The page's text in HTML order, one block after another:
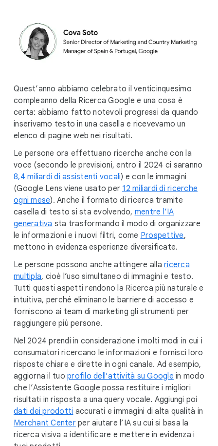
Quest’anno abbiamo celebrato il venticinquesimo
compleanno della Ricerca Google e una cosa è
certa: abbiamo fatto notevoli progressi da quando
inserivamo testo in una casella e ricevevamo un
elenco di pagine web nei risultati.
Le persone ora effettuano ricerche anche con la
voce (secondo le previsioni, entro il 2024 ci saranno
8,4 miliardi di assistenti vocali) e con le immagini
(Google Lens viene usato per 12 miliardi di ricerche
ogni mese). Anche il formato di ricerca tramite
casella di testo si sta evolvendo, mentre l’IA
generativa sta trasformando il modo di organizzare
le informazioni e i nuovi filtri, come Prospettive,
mettono in evidenza esperienze diversificate.
Le persone possono anche attingere alla ricerca
multipla, cioè l’uso simultaneo di immagini e testo.
Tutti questi aspetti rendono la Ricerca più naturale e
intuitiva, perché eliminano le barriere di accesso e
forniscono ai team di marketing gli strumenti per
raggiungere più persone.
Nel 2024 prendi in considerazione i molti modi in cui i
consumatori ricercano le informazioni e fornisci loro
risposte chiare e dirette in ogni canale. Ad esempio,
aggiorna il tuo profilo dell’attività su Google in modo
che l’Assistente Google possa restituire i migliori
risultati in risposta a una query vocale. Aggiungi poi
dati dei prodotti accurati e immagini di alta qualità in
Merchant Centerper aiutare l’IA su cui si basa la
ricerca visiva a identificare e mettere in evidenza i